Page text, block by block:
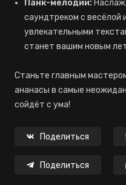
Панк-мелодии:
саундтреком с
увлекательными
станет вашим новым
Станьте главным
ананасы в самые
сойдёт с ума!
Поделиться
Поделиться